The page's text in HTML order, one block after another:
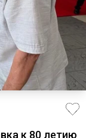
к 80 летию